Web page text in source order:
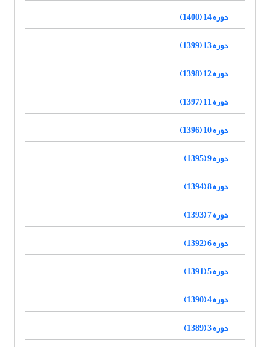
دوره 14 (1400)
دوره 13 (1399)
دوره 12 (1398)
دوره 11 (1397)
دوره 10 (1396)
دوره 9 (1395)
دوره 8 (1394)
دوره 7 (1393)
دوره 6 (1392)
دوره 5 (1391)
دوره 4 (1390)
دوره 3 (1389)